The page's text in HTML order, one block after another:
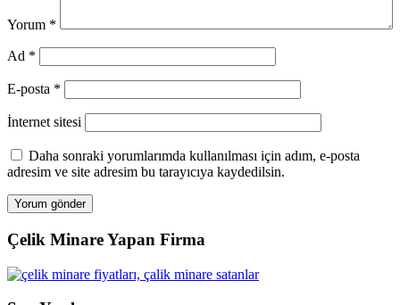
Yorum *
Ad *
E-posta *
İnternet sitesi
Daha sonraki yorumlarımda kullanılması için adım, e-posta
adresim ve site adresim bu tarayıcıya kaydedilsin.
Çelik Minare Yapan Firma